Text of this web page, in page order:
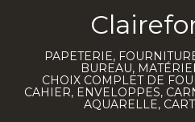
PAPETERIE,
BUREAU,
CHOIX COMPLET DE
CAHIER, ENVELOPPES,
AQUARELLE,